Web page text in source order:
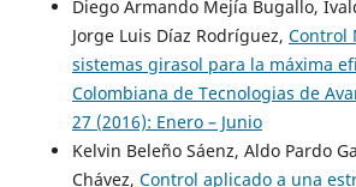
Diego Armando Mejía Bugallo,
Jorge Luis Díaz Rodríguez, Control
sistemas girasol para la máxima
Colombiana de Tecnologias de
27 (2016): Enero – Junio
Kelvin Beleño Sáenz, Aldo Pardo
Chávez, Control aplicado a una